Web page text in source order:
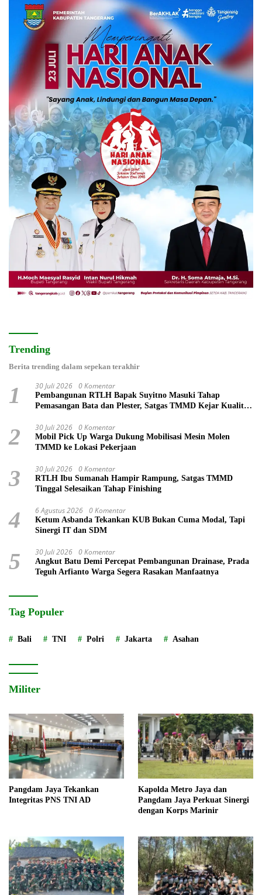
Trending
Berita trending dalam sepekan terakhir
1 30 Juli 2026 0 Komentar
Pembangunan RTLH Bapak Suyitno Masuki Tahap
Pemasangan Bata dan Plester, Satgas TMMD Kejar Kualitas
2 30 Juli 2026 0 Komentar
Mobil Pick Up Warga Dukung Mobilisasi Mesin Molen
TMMD ke Lokasi Pekerjaan
3 30 Juli 2026 0 Komentar
RTLH Ibu Sumanah Hampir Rampung, Satgas TMMD
Tinggal Selesaikan Tahap Finishing
4 6 Agustus 2026 0 Komentar
Ketum Asbanda Tekankan KUB Bukan Cuma Modal, Tapi
Sinergi IT dan SDM
5 30 Juli 2026 0 Komentar
Angkut Batu Demi Percepat Pembangunan Drainase, Prada
Teguh Arfianto Warga Segera Rasakan Manfaatnya
Tag Populer
Bali TNI Polri Jakarta Asahan
Militer
Pangdam Jaya Tekankan
Integritas PNS TNI AD
Kapolda Metro Jaya dan
Pangdam Jaya Perkuat Sinergi
dengan Korps Marinir